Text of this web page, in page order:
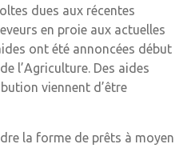
dues aux récentes
en proie aux actuelles
ont été annoncées début
l’Agriculture. Des aides
viennent d’être
la forme de prêts à moyen